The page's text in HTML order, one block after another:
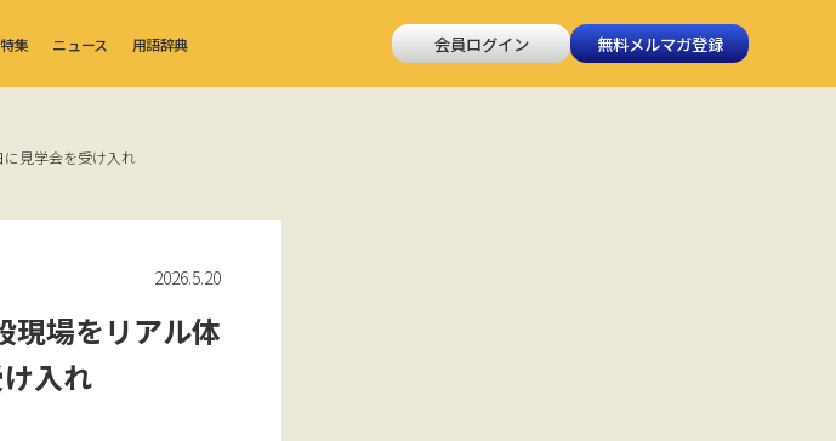
集 ニュース 用語辞典 会員ログイン 無料メルマガ登録
見学会を受け入れ
2026.5.20
現場をリアル体
入れ